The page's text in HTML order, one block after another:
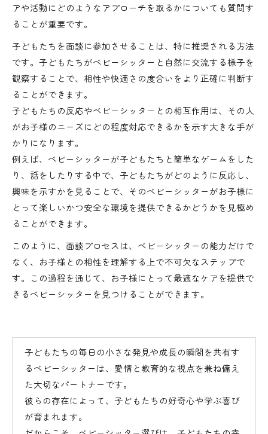
アや活動にどのようなアプローチを取るかについても質問す
ることが重要です。
子どもたちを面談に参加させることは、特に推奨される方法
です。子どもたちがベビーシッターと自然に交流する様子を
観察することで、相性や快適さの度合いをより正確に判断す
ることができます。
子どもたちの反応やベビーシッターとの相互作用は、その人
がお子様のニーズにどの程度対応できるかを示す大きな手が
かりになります。
例えば、ベビーシッターが子どもたちと簡単なゲームをした
り、話をしたりする中で、子どもたちがどのように反応し、
興味を示すかを見ることで、そのベビーシッターがお子様に
とって楽しいかつ安全な環境を提供できるかどうかを見極め
ることができます。
このように、面談プロセスは、ベビーシッターの能力だけで
なく、お子様との相性を理解する上で不可欠なステップで
す。この過程を通じて、お子様にとって最適なケアを提供で
きるベビーシッターを見つけることができます。
子どもたちの毎日の小さな発見や成長の瞬間を共有す
るベビーシッターは、愛情と教育的な視点を兼ね備え
た大切なパートナーです。
彼らの存在によって、子どもたちの好奇心や学ぶ喜び
が育まれます。